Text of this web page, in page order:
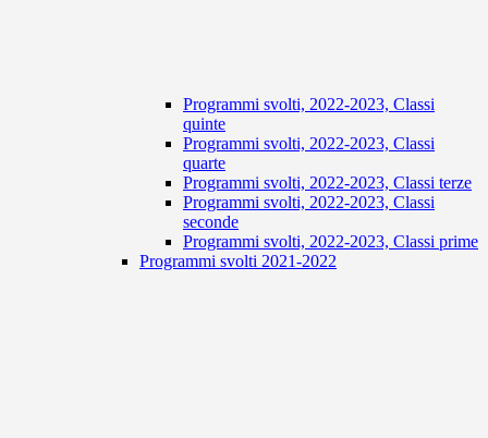
Programmi svolti, 2022-2023, Classi
quinte
Programmi svolti, 2022-2023, Classi
quarte
Programmi svolti, 2022-2023, Classi terze
Programmi svolti, 2022-2023, Classi
seconde
Programmi svolti, 2022-2023, Classi prime
Programmi svolti 2021-2022